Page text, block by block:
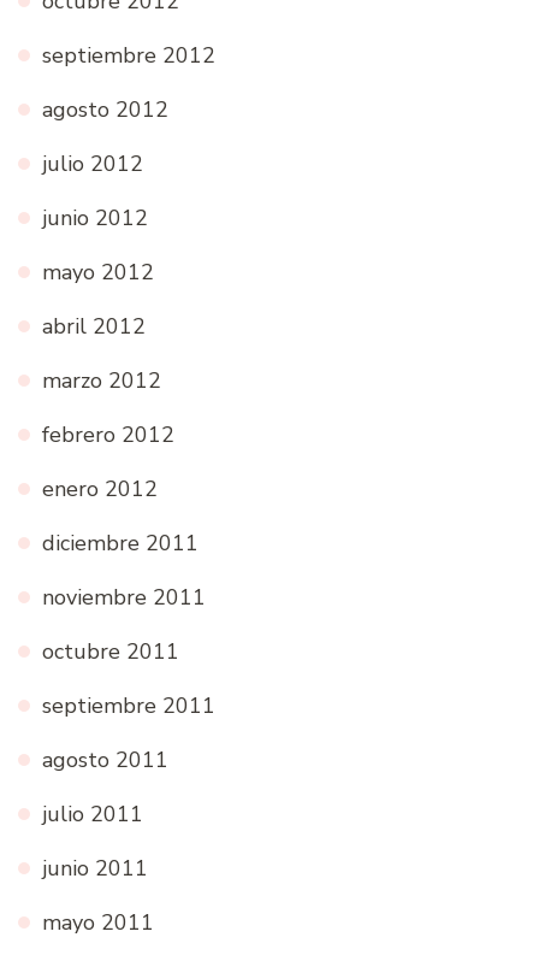
septiembre 2012
agosto 2012
julio 2012
junio 2012
mayo 2012
abril 2012
marzo 2012
febrero 2012
enero 2012
diciembre 2011
noviembre 2011
octubre 2011
septiembre 2011
agosto 2011
julio 2011
junio 2011
mayo 2011